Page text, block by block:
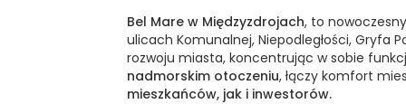
Bel Mare w Międzyzdrojach, to
ulicach Komunalnej, Niepodległości, Gryfa
rozwoju miasta, koncentrując w sobie
nadmorskim otoczeniu, łączy komfort
mieszkańców, jak i inwestorów.